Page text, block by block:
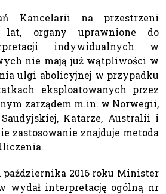
Kancelarii na przestrzeni
lat, organy uprawnione do
indywidualnych w
nie mają już wątpliwości w
ulgi abolicyjnej w przypadku
eksploatowanych przez
zarządem m.in. w Norwegii,
Katarze, Australii i
zastosowanie znajduje metoda
października 2016 roku Minister
wydał interpretację ogólną nr